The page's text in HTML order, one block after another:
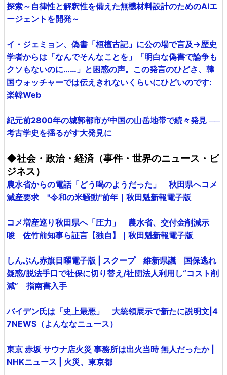
探索～自律性と解釈性を備えた無機材料設計のためのAIエ
ージェントを開発～
イ・ジェミョン、偽書「桓檀古記」に公の場で言及→歴史
学者からは「なんでそんなことを」「明白な偽書で論争も
クソもないのに……」と困惑の声。この発言のひどさ、韓
国ウォッチャーでは伝えきれないくらいにひどいのです:
楽韓Web
紀元前2800年の城郭都市が中国の山岳地帯で続々発見 ──
考古学史を揺るがす大発見に
◆社会・政治・経済（事件・世界のニュース・ビ
ジネス）
農水省からの電話「どう喝のようだった」 秋田県へコメ
減産要求 "令和の米騒動"前年｜秋田魁新報電子版
コメ増産巡り秋田県へ「圧力」 農水省、交付金削減示
唆 佐竹前知事ら証言【独自】｜秋田魁新報電子版
しんぶん赤旗日曜電子版 | スクープ 維新県議 国保逃れ
疑惑/脱法手口で社保に切り替え/社団法人利用し“コスト削
減” 指南書入手
バイデン氏は「史上最悪」 大統領展示で新たに説明文|4
7NEWS（よんななニュース）
東京 赤坂 サウナ店火災 事務所は出火当時 無人だったか |
NHKニュース | 火災、東京都